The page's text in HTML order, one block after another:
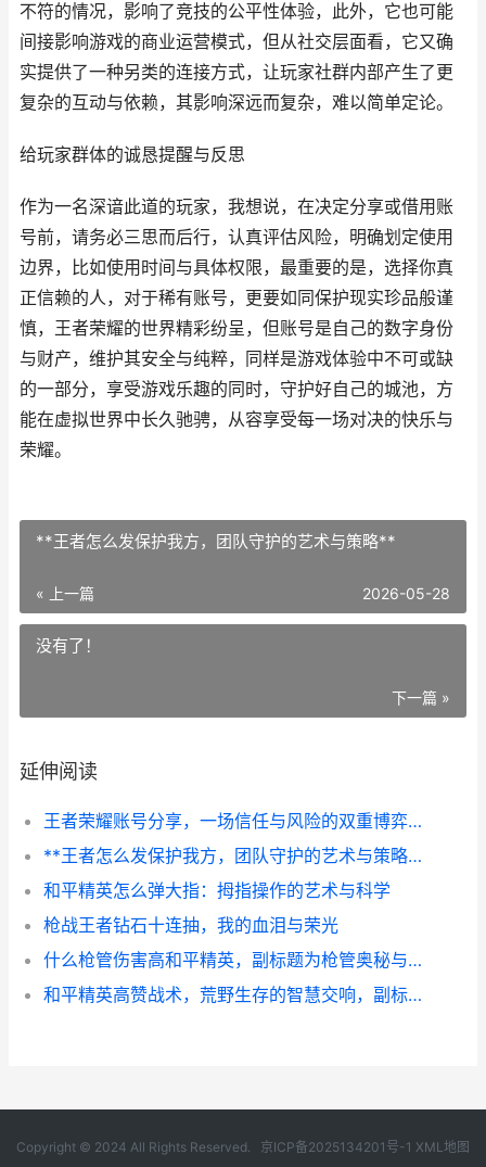
不符的情况，影响了竞技的公平性体验，此外，它也可能
间接影响游戏的商业运营模式，但从社交层面看，它又确
实提供了一种另类的连接方式，让玩家社群内部产生了更
复杂的互动与依赖，其影响深远而复杂，难以简单定论。
给玩家群体的诚恳提醒与反思
作为一名深谙此道的玩家，我想说，在决定分享或借用账
号前，请务必三思而后行，认真评估风险，明确划定使用
边界，比如使用时间与具体权限，最重要的是，选择你真
正信赖的人，对于稀有账号，更要如同保护现实珍品般谨
慎，王者荣耀的世界精彩纷呈，但账号是自己的数字身份
与财产，维护其安全与纯粹，同样是游戏体验中不可或缺
的一部分，享受游戏乐趣的同时，守护好自己的城池，方
能在虚拟世界中长久驰骋，从容享受每一场对决的快乐与
荣耀。
**王者怎么发保护我方，团队守护的艺术与策略**
« 上一篇 2026-05-28
没有了！
下一篇 »
延伸阅读
王者荣耀账号分享，一场信任与风险的双重博弈，副标题游戏社交中的信任考验
**王者怎么发保护我方，团队守护的艺术与策略**
和平精英怎么弹大指：拇指操作的艺术与科学
枪战王者钻石十连抽，我的血泪与荣光
什么枪管伤害高和平精英，副标题为枪管奥秘与实战抉择
和平精英高赞战术，荒野生存的智慧交响，副标题，从莽夫到战术大师的蜕变之路
Copyright © 2024 All Rights Reserved. 京ICP备2025134201号-1 XML地图